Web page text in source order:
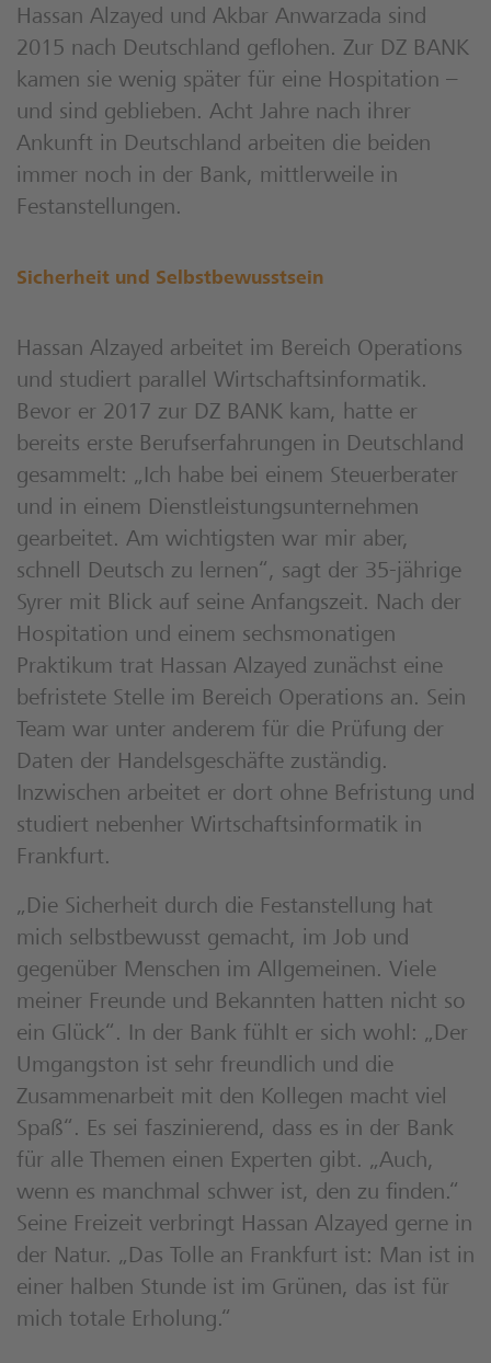
Hassan Alzayed und Akbar Anwarzada sind
2015 nach Deutschland geflohen. Zur DZ BANK
kamen sie wenig später für eine Hospitation –
und sind geblieben. Acht Jahre nach ihrer
Ankunft in Deutschland arbeiten die beiden
immer noch in der Bank, mittlerweile in
Festanstellungen.
Sicherheit und Selbstbewusstsein
Hassan Alzayed arbeitet im Bereich Operations
und studiert parallel Wirtschaftsinformatik.
Bevor er 2017 zur DZ BANK kam, hatte er
bereits erste Berufserfahrungen in Deutschland
gesammelt: „Ich habe bei einem Steuerberater
und in einem Dienstleistungsunternehmen
gearbeitet. Am wichtigsten war mir aber,
schnell Deutsch zu lernen“, sagt der 35-jährige
Syrer mit Blick auf seine Anfangszeit. Nach der
Hospitation und einem sechsmonatigen
Praktikum trat Hassan Alzayed zunächst eine
befristete Stelle im Bereich Operations an. Sein
Team war unter anderem für die Prüfung der
Daten der Handelsgeschäfte zuständig.
Inzwischen arbeitet er dort ohne Befristung und
studiert nebenher Wirtschaftsinformatik in
Frankfurt.
„Die Sicherheit durch die Festanstellung hat
mich selbstbewusst gemacht, im Job und
gegenüber Menschen im Allgemeinen. Viele
meiner Freunde und Bekannten hatten nicht so
ein Glück“. In der Bank fühlt er sich wohl: „Der
Umgangston ist sehr freundlich und die
Zusammenarbeit mit den Kollegen macht viel
Spaß“. Es sei faszinierend, dass es in der Bank
für alle Themen einen Experten gibt. „Auch,
wenn es manchmal schwer ist, den zu finden.“
Seine Freizeit verbringt Hassan Alzayed gerne in
der Natur. „Das Tolle an Frankfurt ist: Man ist in
einer halben Stunde ist im Grünen, das ist für
mich totale Erholung.“